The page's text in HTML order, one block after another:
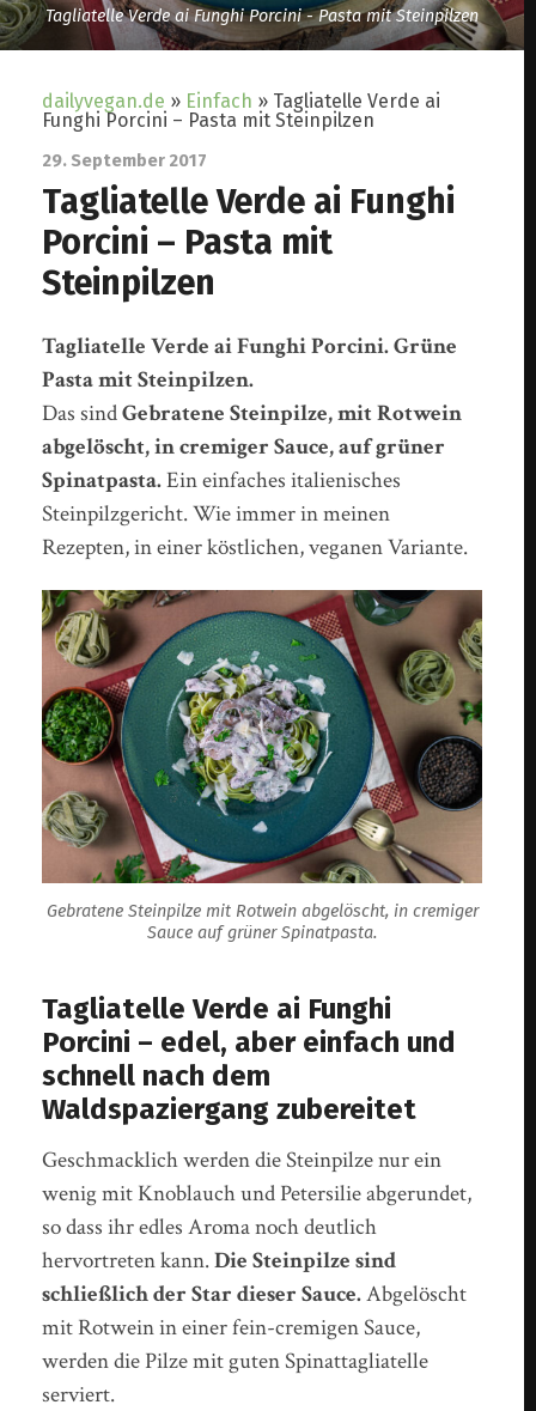
Tagliatelle Verde ai Funghi Porcini - Pasta mit Steinpilzen
dailyvegan.de » Einfach » Tagliatelle Verde ai
Funghi Porcini – Pasta mit Steinpilzen
29. September 2017
Tagliatelle Verde ai Funghi
Porcini – Pasta mit
Steinpilzen
Tagliatelle Verde ai Funghi Porcini. Grüne
Pasta mit Steinpilzen.
Das sindGebratene Steinpilze, mit Rotwein
abgelöscht, in cremiger Sauce, auf grüner
Spinatpasta.Ein einfaches italienisches
Steinpilzgericht. Wie immer in meinen
Rezepten, in einer köstlichen, veganen Variante.
Gebratene Steinpilze mit Rotwein abgelöscht, in cremiger
Sauce auf grüner Spinatpasta.
Tagliatelle Verde ai Funghi
Porcini – edel, aber einfach und
schnell nach dem
Waldspaziergang zubereitet
Geschmacklich werden die Steinpilze nur ein
wenig mit Knoblauch und Petersilie abgerundet,
so dass ihr edles Aroma noch deutlich
hervortreten kann.Die Steinpilze sind
schließlich der Star dieser Sauce.Abgelöscht
mit Rotwein in einer fein-cremigen Sauce,
werden die Pilze mit guten Spinattagliatelle
serviert.